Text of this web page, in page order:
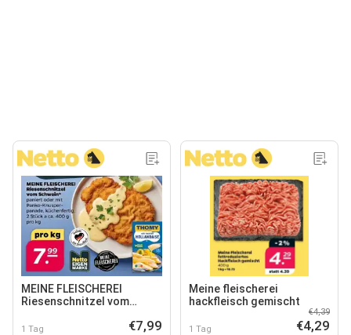
MEINE FLEISCHEREI
Riesenschnitzel vom
1 Tag €7,99
Meine fleischerei
hackfleisch gemischt
1 Tag
€4,39
€4,29